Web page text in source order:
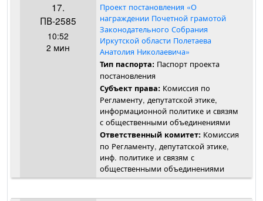
17.
ПВ-2585
10:52
2 мин
Проект постановления «О
награждении Почетной грамотой
Законодательного Собрания
Иркутской области Полетаева
Анатолия Николаевича»
Тип паспорта: Паспорт проекта
постановления
Субъект права: Комиссия по
Регламенту, депутатской этике,
информационной политике и связям
с общественными объединениями
Ответственный комитет: Комиссия
по Регламенту, депутатской этике,
инф. политике и связям с
общественными объединениями